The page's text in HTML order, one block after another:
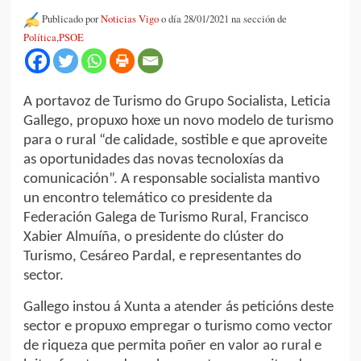
Publicado porNoticias Vigoo día 28/01/2021 na sección de
Política,PSOE
A portavoz de Turismo do Grupo Socialista, Leticia
Gallego, propuxo hoxe un novo modelo de turismo
para o rural “de calidade, sostible e que aproveite
as oportunidades das novas tecnoloxías da
comunicación”. A responsable socialista mantivo
un encontro telemático co presidente da
Federación Galega de Turismo Rural, Francisco
Xabier Almuíña, o presidente do clúster do
Turismo, Cesáreo Pardal, e representantes do
sector.
Gallego instou á Xunta a atender ás peticións deste
sector e propuxo empregar o turismo como vector
de riqueza que permita poñer en valor ao rural e